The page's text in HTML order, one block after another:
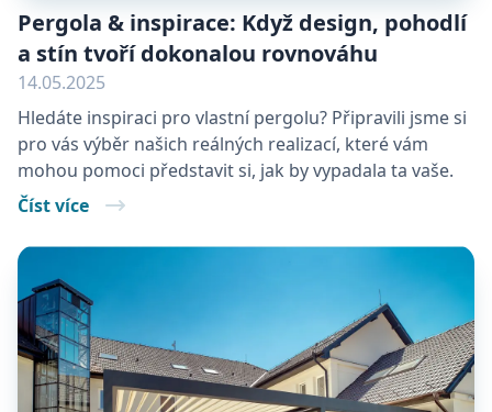
Pergola & inspirace: Když design, pohodlí
a stín tvoří dokonalou rovnováhu
14.05.2025
Hledáte inspiraci pro vlastní pergolu? Připravili jsme si
pro vás výběr našich reálných realizací, které vám
mohou pomoci představit si, jak by vypadala ta vaše.
Číst více